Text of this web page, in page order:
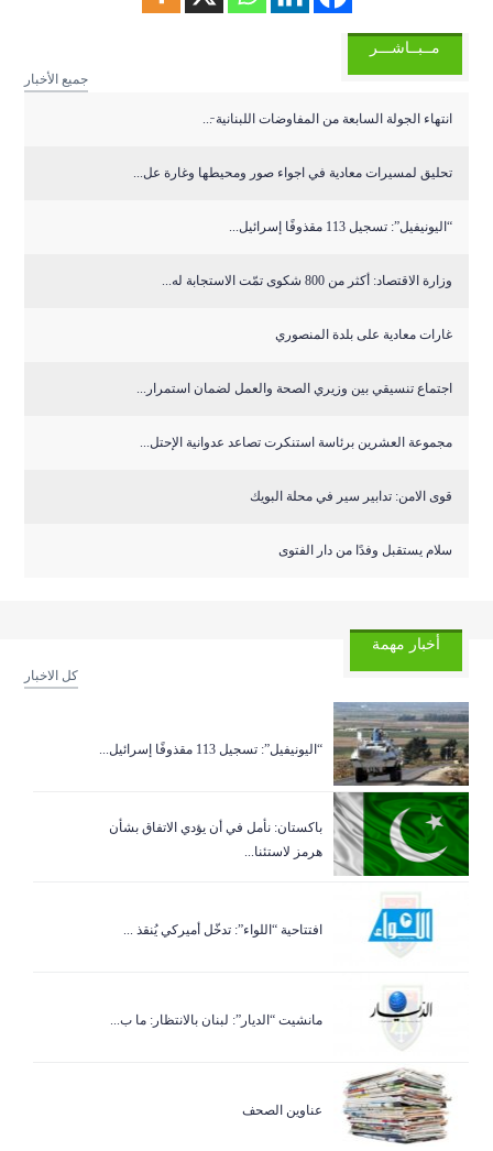
مــبــاشـــر
جميع الأخبار
انتهاء الجولة السابعة من المفاوضات اللبنانية ̵...
تحليق لمسيرات معادية في اجواء صور ومحيطها وغارة عل...
“اليونيفيل”: تسجيل 113 مقذوفًا إسرائيل...
وزارة الاقتصاد: أكثر من 800 شكوى تمّت الاستجابة له...
غارات معادية على بلدة المنصوري
اجتماع تنسيقي بين وزيري الصحة والعمل لضمان استمرار...
مجموعة العشرين برئاسة استنكرت تصاعد عدوانية الإحتل...
قوى الامن: تدابير سير في محلة البويك
سلام يستقبل وفدًا من دار الفتوى
أخبار مهمة
كل الاخبار
“اليونيفيل”: تسجيل 113 مقذوفًا إسرائيل...
باكستان: نأمل في أن يؤدي الاتفاق بشأن
هرمز لاستئنا...
افتتاحية “اللواء”: تدخّل أميركي يُنقذ ...
مانشيت “الديار”: لبنان بالانتظار: ما ب...
عناوين الصحف